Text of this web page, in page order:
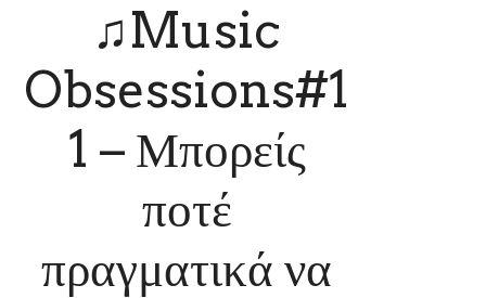
♫Music
Obsessions#1
1 – Μπορείς
ποτέ
πραγματικά να